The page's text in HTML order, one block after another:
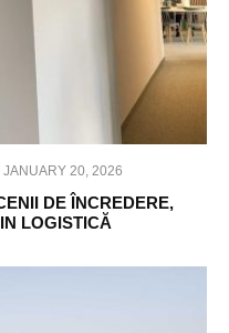
JANUARY 20, 2026
DE ÎNCREDERE,
LOGISTICĂ